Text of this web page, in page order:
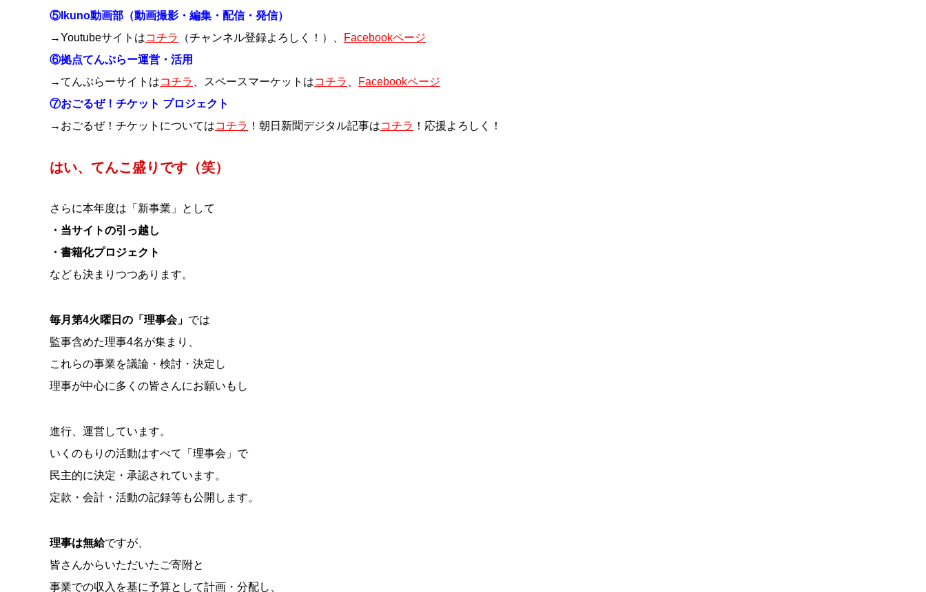
⑤Ikuno動画部（動画撮影・編集・配信・発信）
→Youtubeサイトはコチラ （チャンネル登録よろしく！）、
Facebookページ
⑥拠点てんぷらー運営・活用
→てんぷらーサイトはコチラ 、スペースマーケットはコチラ
Facebookページ
⑦おごるぜ！チケット プロジェクト
→おごるぜ！チケットについてはコチラ ！朝日新聞デジタル記事はコチラ ！応援よろしく！
はい、てんこ盛りです（笑）
さらに本年度は「新事業」として
・当サイトの引っ越し
・書籍化プロジェクト
なども決まりつつあります。
毎月第4火曜日の「理事会」 では
監事含めた理事4名が集まり、
これらの事業を議論・検討・決定し
理事が中心に多くの皆さんにお願いもし
進行、運営しています。
いくのもりの活動はすべて「理事会」で
民主的に決定・承認されています。
定款・会計・活動の記録等も公開します。
理事は無給ですが、
皆さんからいただいたご寄附と
事業での収入を基に予算として計画・分配し、